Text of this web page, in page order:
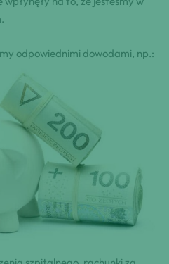
odpowiednimi dowodami, np.: